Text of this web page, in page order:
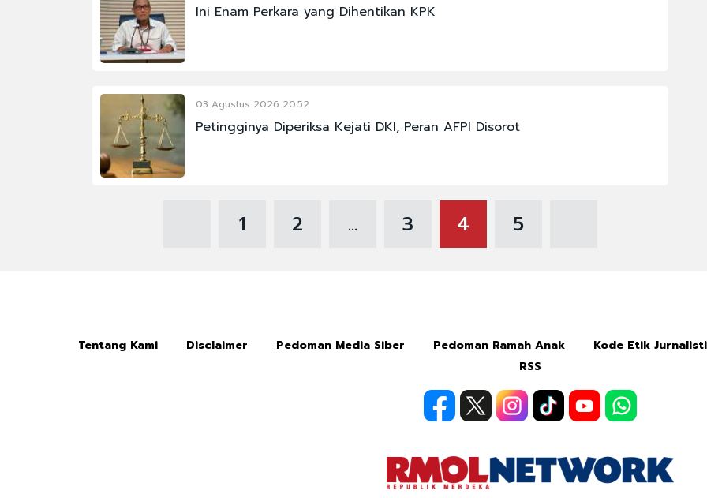
Ini Enam Perkara yang Dihentikan KPK
03 Agustus 2026 20:52
Petingginya Diperiksa Kejati DKI, Peran AFPI Disorot
1 2 ... 3 4 5
Tentang Kami Disclaimer Pedoman Media Siber Pedoman Ramah Anak Kode Etik
RSS